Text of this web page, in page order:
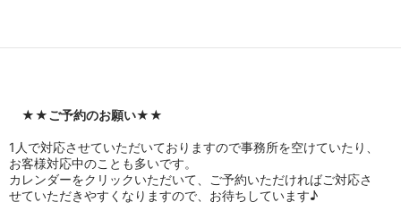
★★ご予約のお願い★★
1人で対応させていただいておりますので事務所を空けていたり、
お客様対応中のことも多いです。
カレンダーをクリックいただいて、ご予約いただければご対応さ
せていただきやすくなりますので、お待ちしています♪